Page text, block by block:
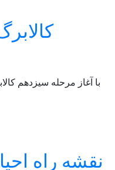
کالابرگ 1 میلیونی در نبرد با تورم
با آغاز مرحله سیزدهم
نقشه راه